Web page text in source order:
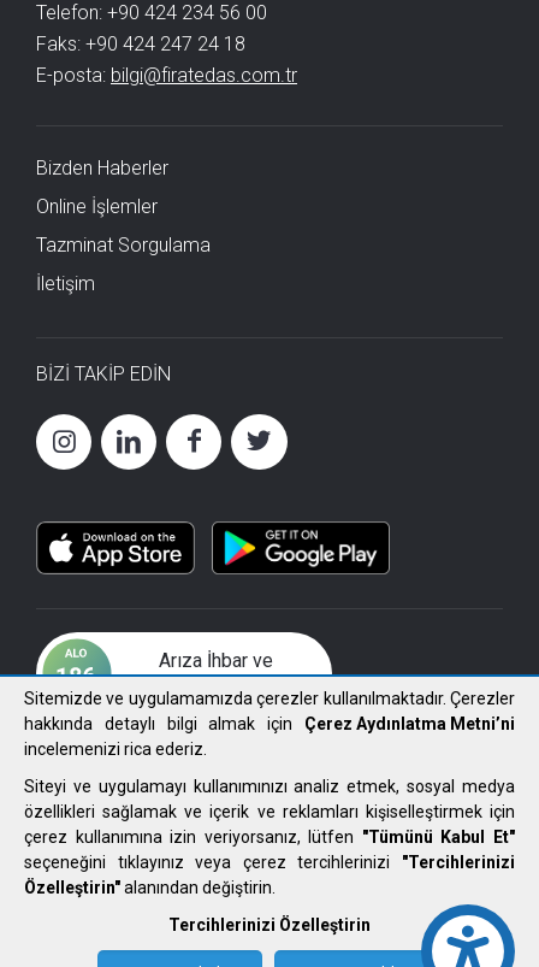
Telefon: +90 424 234 56 00
Faks: +90 424 247 24 18
E-posta: bilgi@firatedas.com.tr
Bizden Haberler
Online İşlemler
Tazminat Sorgulama
İletişim
BİZİ TAKİP EDİN
Arıza İhbar ve
Çözüm Merkezi
2021 FIRAT ELEKTRİK DAĞITIM A.Ş. Tüm Hakları Saklıdır.
Kullanım Koşulları ve Gizlilik Politikası
Çerez Aydınlatma Metni
Sitemizde ve uygulamamızda çerezler kullanılmaktadır. Çerezler
hakkında detaylı bilgi almak için Çerez Aydınlatma Metni’ni
incelemenizi rica ederiz.
Siteyi ve uygulamayı kullanımınızı analiz etmek, sosyal medya
özellikleri sağlamak ve içerik ve reklamları kişiselleştirmek için
çerez kullanımına izin veriyorsanız, lütfen "Tümünü Kabul Et"
seçeneğini tıklayınız veya çerez tercihlerinizi "Tercihlerinizi
Özelleştirin"alanından değiştirin.
Tercihlerinizi Özelleştirin